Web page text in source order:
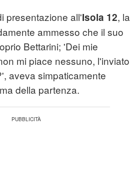
presentazione all'Isola 12, la
ammesso che il suo
Bettarini; 'Dei mie
mi piace nessuno, l'inviato
aveva simpaticamente
della partenza.